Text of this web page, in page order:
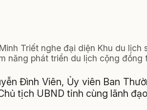
Triết nghe đại diện Khu du lịch
năng phát triển du lịch cộng đồng
Đình Viên, Ủy viên Ban
tịch UBND tỉnh cùng lãnh